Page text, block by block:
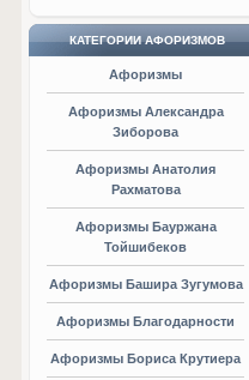
КАТЕГОРИИ АФОРИЗМОВ
Афоризмы
Афоризмы Александра
Зиборова
Афоризмы Анатолия
Рахматова
Афоризмы Бауржана
Тойшибеков
Афоризмы Башира Зугумова
Афоризмы Благодарности
Афоризмы Бориса Крутиера